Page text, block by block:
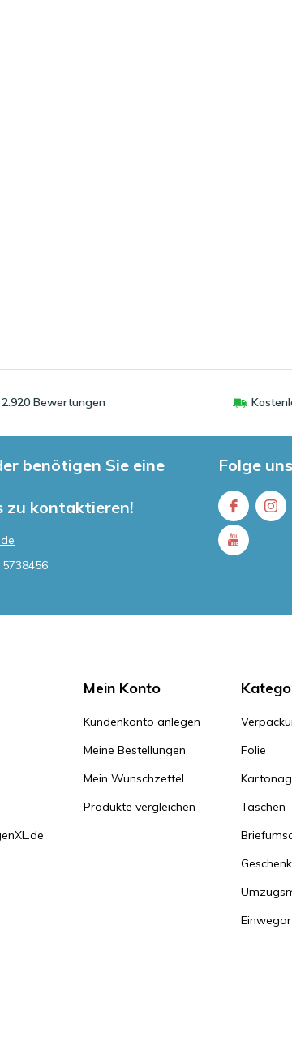
Bewertungen
benötigen Sie eine
zu kontaktieren!
Folge uns
Mein Konto
Kundenkonto anlegen
Meine Bestellungen
Mein Wunschzettel
Produkte vergleichen
Folie
Taschen